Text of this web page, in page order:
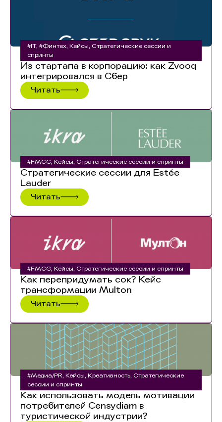
#IT, #Финтех, Кейсы, Стратегические сессии и
спринты
Из стартапа в корпорацию: как Zvooq
интегрировался в Сбер
Читать
#FMCG, Кейсы, Стратегические сессии и спринты
Стратегические сессии для Estée
Lauder
Читать
#FMCG, Кейсы, Стратегические сессии и спринты
Как перепридумать сок? Кейс
трансформации Multon
Читать
#Медиа/PR, Кейсы, Креативность, Стратегические
сессии и спринты
Как использовать модель мотивации
потребителей Censydiam в
туристической индустрии?